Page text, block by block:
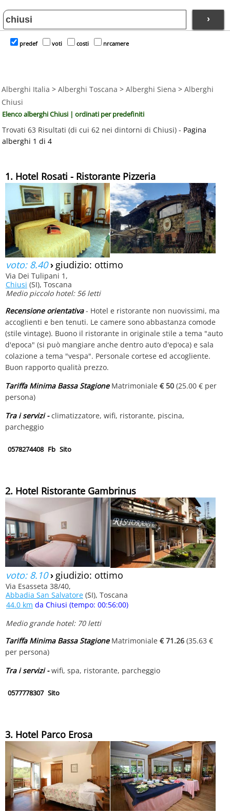
›
predef voti costi nrcamere
Alberghi Italia > Alberghi Toscana > Alberghi Siena > Alberghi
Chiusi
Elenco alberghi Chiusi | ordinati per predefiniti
Trovati 63 Risultati (di cui 62 nei dintorni di Chiusi) - Pagina
alberghi 1 di 4
1. Hotel Rosati - Ristorante Pizzeria
voto: 8.40› giudizio: ottimo
Via Dei Tulipani 1,
Chiusi (SI), Toscana
Medio piccolo hotel: 56 letti
Recensione orientativa- Hotel e ristorante non nuovissimi, ma
accoglienti e ben tenuti. Le camere sono abbastanza comode
(stile vintage). Buono il ristorante in originale stile a tema "auto
d'epoca" (si può mangiare anche dentro auto d'epoca) e sala
colazione a tema "vespa". Personale cortese ed accogliente.
Buon rapporto qualità prezzo.
Tariffa Minima Bassa StagioneMatrimoniale € 50 (25.00 € per
persona)
Tra i servizi -climatizzatore, wifi, ristorante, piscina,
parcheggio
0578274408 Fb Sito
2. Hotel Ristorante Gambrinus
voto: 8.10› giudizio: ottimo
Via Esasseta 38/40,
Abbadia San Salvatore (SI), Toscana
44.0 km da Chiusi (tempo: 00:56:00)
Medio grande hotel: 70 letti
Tariffa Minima Bassa StagioneMatrimoniale € 71.26 (35.63 €
per persona)
Tra i servizi -wifi, spa, ristorante, parcheggio
0577778307 Sito
3. Hotel Parco Erosa